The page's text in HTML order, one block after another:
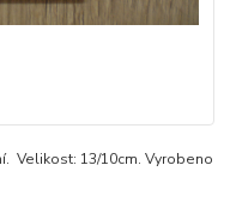
Velikost: 13/10cm. Vyrobeno